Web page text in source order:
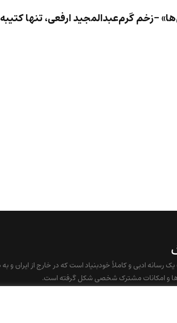
-زخم گرم
یک رسانه ادبی و کاملاً خودبنیاد است که در خارج از ایران و
و امکانات مشترک شخصی شکل گرفته است.